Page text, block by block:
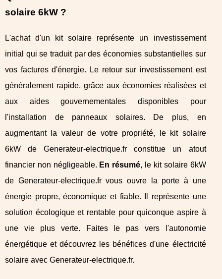
solaire 6kW ?
L'achat d'un kit solaire représente un investissement
initial qui se traduit par des économies substantielles sur
vos factures d'énergie. Le retour sur investissement est
généralement rapide, grâce aux économies réalisées et
aux aides gouvernementales disponibles pour
l'installation de panneaux solaires. De plus, en
augmentant la valeur de votre propriété, le kit solaire
6kW de Generateur-electrique.fr constitue un atout
financier non négligeable. En résumé, le kit solaire 6kW
de Generateur-electrique.fr vous ouvre la porte à une
énergie propre, économique et fiable. Il représente une
solution écologique et rentable pour quiconque aspire à
une vie plus verte. Faites le pas vers l'autonomie
énergétique et découvrez les bénéfices d'une électricité
solaire avec Generateur-electrique.fr.